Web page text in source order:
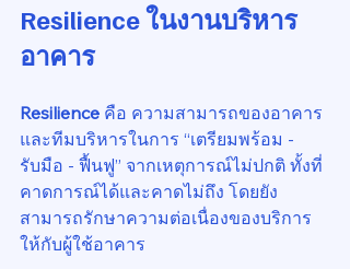
Resilience ในงานบริหาร
อาคาร
Resilience คือ ความสามารถของอาคาร
และทีมบริหารในการ “เตรียมพร้อม -
รับมือ - ฟื้นฟู” จากเหตุการณ์ไม่ปกติ ทั้งที่
คาดการณ์ได้และคาดไม่ถึง โดยยัง
สามารถรักษาความต่อเนื่องของบริการ
ให้กับผู้ใช้อาคาร